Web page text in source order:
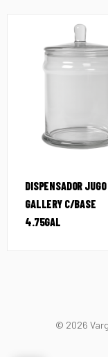
DISPENSADOR JUGO
GALLERY C/BASE
4.75GAL
© 2026